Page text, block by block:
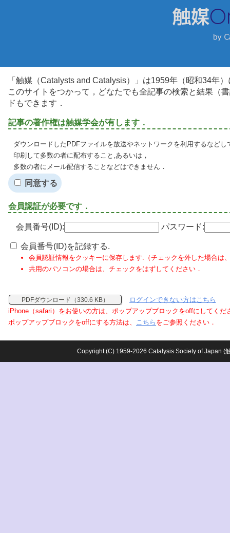
「触媒（Catalysts and Catalysis）」は1959年（昭和34年
このサイトをつかって，どなたでも全記事の検索と結果（
ドもできます．
記事の著作権は触媒学会が有します．
ダウンロードしたPDFファイルを放送やネットワークを利用するなど
印刷して多数の者に配布すること,あるいは，
多数の者にメール配信することなどはできません．
同意する
会員認証が必要です．
会員番号(ID): パスワード:
会員番号(ID)を記録する.
会員認証情報をクッキーに保存します.（チェックを外した場合は
共用のパソコンの場合は、チェックをはずしてください．
PDFダウンロード（330.6 KB）
ログインできない方はこちら
iPhone（safari）をお使いの方は、ポップアップブロックをoffにしてくだ
ポップアップブロックをoffにする方法は、 こちら をご参照ください．
Copyright (C) 1959-2026 Catalysis Society of Japan (